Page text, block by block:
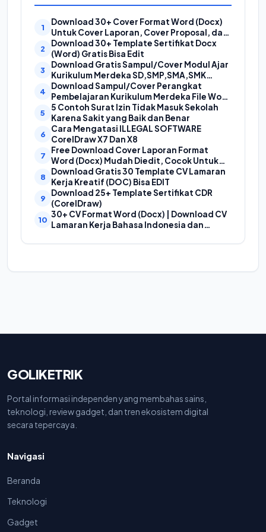
Download 30+ Cover Format Word (Docx)
Untuk Cover Laporan, Cover Proposal, dan
Cover Makalah
Download 30+ Template Sertifikat Docx
(Word) Gratis Bisa Edit
Download Gratis Sampul/Cover Modul Ajar
Kurikulum Merdeka SD,SMP,SMA,SMK
Format Doc (Ms Word)
Download Sampul/Cover Perangkat
Pembelajaran Kurikulum Merdeka File Word
(Doc) | Contoh Cover Kurikum Merdeka
5 Contoh Surat Izin Tidak Masuk Sekolah
Karena Sakit yang Baik dan Benar
Cara Mengatasi ILLEGAL SOFTWARE
CorelDraw X7 Dan X8
Free Download Cover Laporan Format
Word (Docx) Mudah Diedit, Cocok Untuk
Cover Laporan Kegiatan, Makalah Dan
Proposal
Download Gratis 30 Template CV Lamaran
Kerja Kreatif (DOC) Bisa EDIT
Download 25+ Template Sertifikat CDR
(CorelDraw)
30+ CV Format Word (Docx) | Download CV
Lamaran Kerja Bahasa Indonesia dan
GOLIKETRIK
Portal informasi independen yang membahas sains,
teknologi, review gadget, dan tren ekosistem digital
secara tepercaya.
Navigasi
Beranda
Teknologi
Gadget